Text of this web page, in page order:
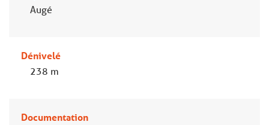
Augé
Dénivelé
238 m
Documentation